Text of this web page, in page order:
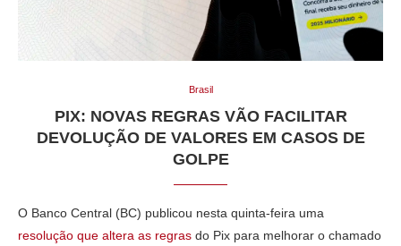
Brasil
PIX: NOVAS REGRAS VÃO FACILITAR
DEVOLUÇÃO DE VALORES EM CASOS DE
GOLPE
O Banco Central (BC) publicou nesta quinta-feira uma
resolução que altera as regras do Pix para melhorar o chamado